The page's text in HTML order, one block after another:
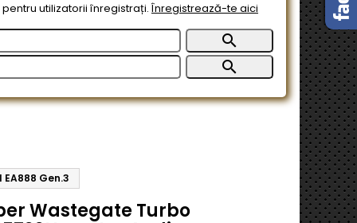
utilizatorii înregistrați. Înregistrează-te aici


Gen.3
Wastegate Turbo